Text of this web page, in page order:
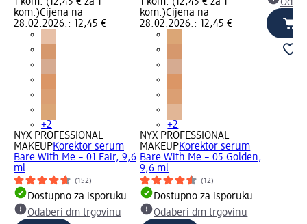
kom.)Cijena na
28.02.2026.: 12,45 €
+2
NYX PROFESSIONAL
MAKEUPKorektor serum
Bare With Me – 01 Fair, 9,6
ml
(152)
Dostupno za isporuku
Odaberi dm trgovinu
kom.)Cijena na
28.02.2026.: 12,45 €
+2
NYX PROFESSIONAL
MAKEUPKorektor serum
Bare With Me – 05 Golden,
9,6 ml
(12)
Dostupno za isporuku
Odaberi dm trgovinu